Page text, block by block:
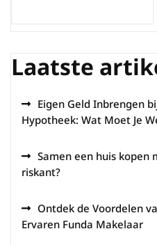
Laatste
Eigen Geld Inbrengen
Hypotheek: Wat Moet Je
Samen een huis kopen
riskant?
Ontdek de Voordelen
Ervaren Funda Makelaar